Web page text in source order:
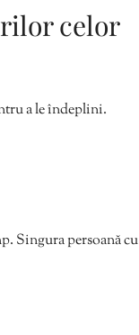
celor
a le îndeplini.
Singura persoană cu